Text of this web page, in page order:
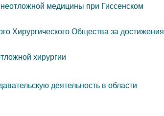
медицины при Гиссенском
Хирургического Общества за достижения
хирургии
деятельность в области